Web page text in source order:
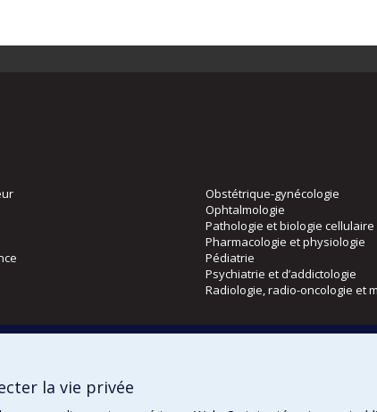
Obstétrique-gynécologie
Ophtalmologie
Pathologie et biologie cellulaire
Pharmacologie et physiologie
Pédiatrie
Psychiatrie et d’addictologie
Radiologie, radio-oncologie et
la vie privée